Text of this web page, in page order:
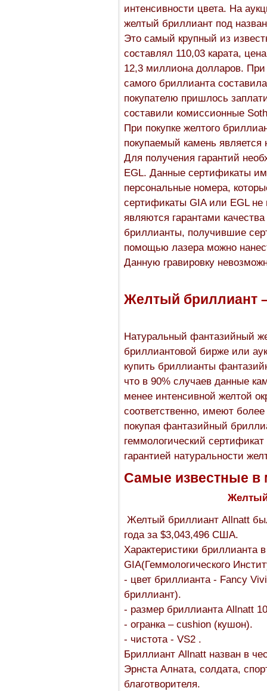
интенсивности цвета. На
желтый бриллиант под
Это самый крупный из
составлял 110,03 карата,
12,3 миллиона долларов. При
самого бриллианта
покупателю пришлось
составили комиссионные
При покупке желтого
покупаемый камень
Для получения гарантий
EGL. Данные сертификаты
персональные номера,
сертификаты GIA или EGL
являются гарантами
бриллианты, получившие
помощью лазера можно
Данную гравировку
Желтый бриллиант
Натуральный фантазийный
бриллиантовой бирже или
купить бриллианты
что в 90% случаев данные
менее интенсивной желтой
соответственно, имеют
покупая фантазийный
геммологический
гарантией натуральности
Самые известные в
Желтый бриллиант Allnatt
года за $3,043,496 США.
Характеристики бриллианта
GIA(Геммологического
- цвет бриллианта - Fancy
бриллиант).
- размер бриллианта Allnatt
- огранка – cushion (кушон).
- чистота - VS2 .
Бриллиант Allnatt назван в
Эрнста Алната, солдата,
благотворителя.